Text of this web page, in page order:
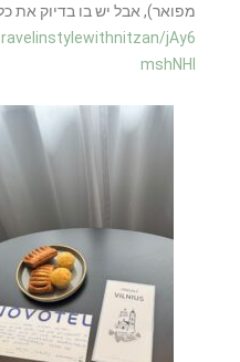
מפואר), אבל יש בו בדיוק את
jAy6
mshNHl